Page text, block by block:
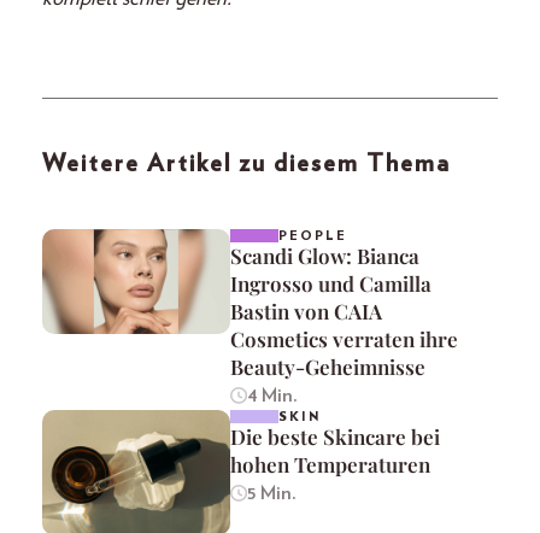
Weitere Artikel zu diesem Thema
PEOPLE
Scandi Glow: Bianca
Ingrosso und Camilla
Bastin von CAIA
Cosmetics verraten ihre
Beauty-Geheimnisse
4 Min.
SKIN
Die beste Skincare bei
hohen Temperaturen
5 Min.